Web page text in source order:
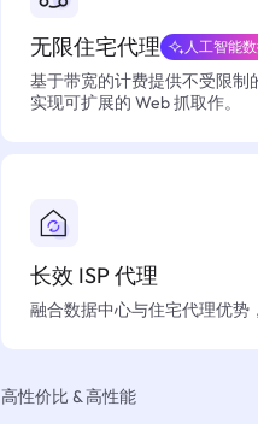
无限住宅代理 人工智能
基于带宽的计费提供不受限制
实现可扩展的 Web 抓取作。
长效 ISP 代理
融合数据中心与住宅代理优势
高性价比 & 高性能